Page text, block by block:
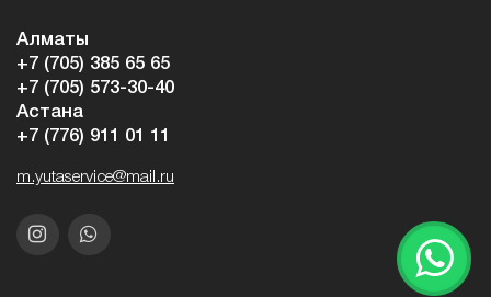
Алматы
+7 (705) 385 65 65
+7 (705) 573-30-40
Астана
+7 (776) 911 01 11
m.yutaservice@mail.ru